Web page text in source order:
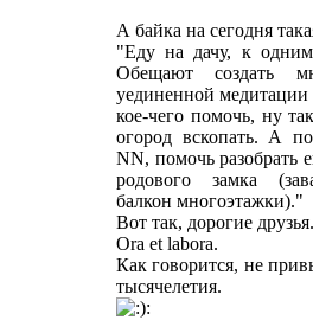
А байка на сегодня
"Еду на дачу, к
Обещают создать
уединенной
кое-чего помочь, ну
огород вскопать. А
NN, помочь разобрать
родового замка
балкон многоэтажки)."
Вот так, дорогие друзья.
Ora et labora.
Как говорится, не
тысячелетия.
: